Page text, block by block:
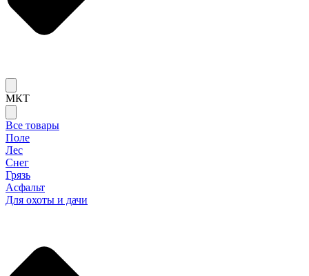
МКТ
Все товары
Поле
Лес
Снег
Грязь
Асфальт
Для охоты и дачи